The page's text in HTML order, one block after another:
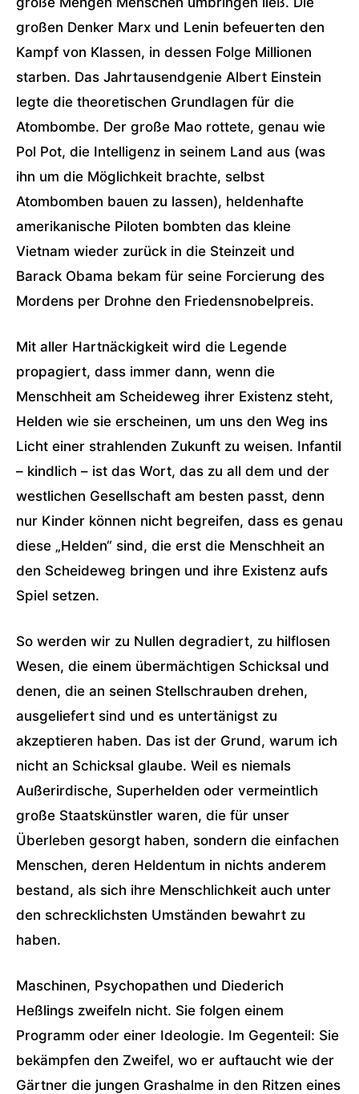
großen Denker Marx und Lenin befeuerten den
Kampf von Klassen, in dessen Folge Millionen
starben. Das Jahrtausendgenie Albert Einstein
legte die theoretischen Grundlagen für die
Atombombe. Der große Mao rottete, genau wie
Pol Pot, die Intelligenz in seinem Land aus (was
ihn um die Möglichkeit brachte, selbst
Atombomben bauen zu lassen), heldenhafte
amerikanische Piloten bombten das kleine
Vietnam wieder zurück in die Steinzeit und
Barack Obama bekam für seine Forcierung des
Mordens per Drohne den Friedensnobelpreis.
Mit aller Hartnäckigkeit wird die Legende
propagiert, dass immer dann, wenn die
Menschheit am Scheideweg ihrer Existenz steht,
Helden wie sie erscheinen, um uns den Weg ins
Licht einer strahlenden Zukunft zu weisen. Infantil
– kindlich – ist das Wort, das zu all dem und der
westlichen Gesellschaft am besten passt, denn
nur Kinder können nicht begreifen, dass es genau
diese „Helden“ sind, die erst die Menschheit an
den Scheideweg bringen und ihre Existenz aufs
Spiel setzen.
So werden wir zu Nullen degradiert, zu hilflosen
Wesen, die einem übermächtigen Schicksal und
denen, die an seinen Stellschrauben drehen,
ausgeliefert sind und es untertänigst zu
akzeptieren haben. Das ist der Grund, warum ich
nicht an Schicksal glaube. Weil es niemals
Außerirdische, Superhelden oder vermeintlich
große Staatskünstler waren, die für unser
Überleben gesorgt haben, sondern die einfachen
Menschen, deren Heldentum in nichts anderem
bestand, als sich ihre Menschlichkeit auch unter
den schrecklichsten Umständen bewahrt zu
haben.
Maschinen, Psychopathen und Diederich
Heßlings zweifeln nicht. Sie folgen einem
Programm oder einer Ideologie. Im Gegenteil: Sie
bekämpfen den Zweifel, wo er auftaucht wie der
Gärtner die jungen Grashalme in den Ritzen eines